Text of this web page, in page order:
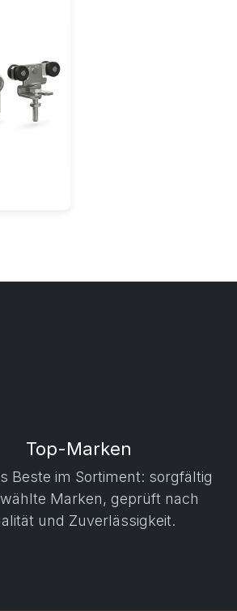
Top-Marken
Beste im Sortiment: sorgfältig
Marken, geprüft nach
und Zuverlässigkeit.